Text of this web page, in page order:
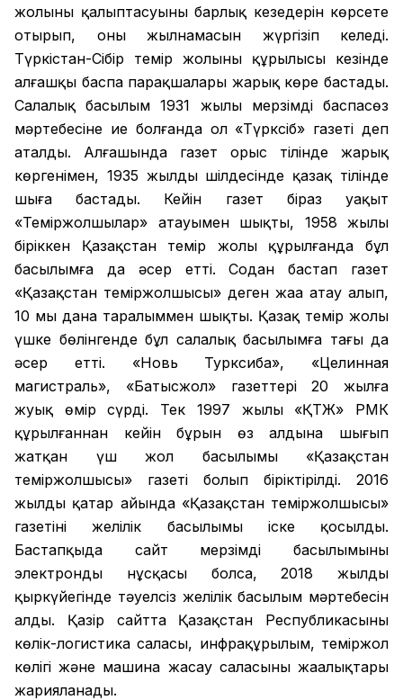
жолының қалыптасуының барлық кезеңдерін көрсете
отырып, оның жылнамасын жүргізіп келеді.
Түркістан-Сібір темір жолының құрылысы кезінде
алғашқы баспа парақшалары жарық көре бастады.
Салалық басылым 1931 жылы мерзімді баспасөз
мәртебесіне ие болғанда ол «Түрксіб» газеті деп
аталды. Алғашында газет орыс тілінде жарық
көргенімен, 1935 жылдың шілдесінде қазақ тілінде
шыға бастады. Кейін газет біраз уақыт
«Теміржолшылар» атауымен шықты, 1958 жылы
біріккен Қазақстан темір жолы құрылғанда бұл
басылымға да әсер етті. Содан бастап газет
«Қазақстан теміржолшысы» деген жаңа атау алып,
10 мың дана таралыммен шықты. Қазақ темір жолы
үшке бөлінгенде бұл салалық басылымға тағы да
әсер етті. «Новь Турксиба», «Целинная
магистраль», «Батысжол» газеттері 20 жылға
жуық өмір сүрді. Тек 1997 жылы «ҚТЖ» РМК
құрылғаннан кейін бұрын өз алдына шығып
жатқан үш жол басылымы «Қазақстан
теміржолшысы» газеті болып біріктірілді. 2016
жылдың қаңтар айында «Қазақстан теміржолшысы»
газетінің желілік басылымы іске қосылды.
Бастапқыда сайт мерзімді басылымының
электронды нұсқасы болса, 2018 жылдың
қыркүйегінде тәуелсіз желілік басылым мәртебесін
алды. Қазір сайтта Қазақстан Республикасының
көлік-логистика саласы, инфрақұрылым, теміржол
көлігі және машина жасау саласының жаңалықтары
жарияланады.